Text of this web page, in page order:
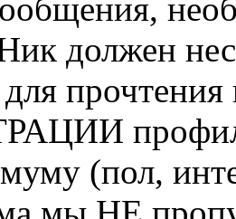
должен
профиль
(пол,